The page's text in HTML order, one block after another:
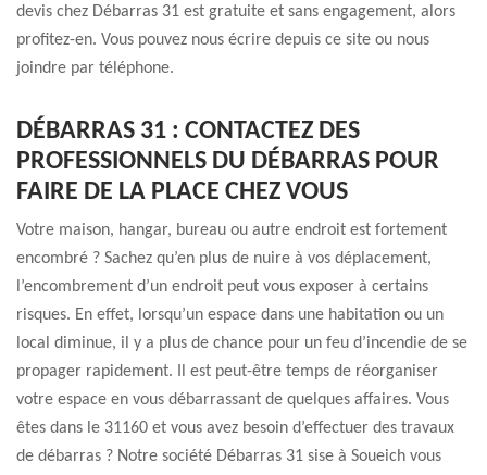
devis chez Débarras 31 est gratuite et sans engagement, alors
profitez-en. Vous pouvez nous écrire depuis ce site ou nous
joindre par téléphone.
DÉBARRAS 31 : CONTACTEZ DES
PROFESSIONNELS DU DÉBARRAS POUR
FAIRE DE LA PLACE CHEZ VOUS
Votre maison, hangar, bureau ou autre endroit est fortement
encombré ? Sachez qu’en plus de nuire à vos déplacement,
l’encombrement d’un endroit peut vous exposer à certains
risques. En effet, lorsqu’un espace dans une habitation ou un
local diminue, il y a plus de chance pour un feu d’incendie de se
propager rapidement. Il est peut-être temps de réorganiser
votre espace en vous débarrassant de quelques affaires. Vous
êtes dans le 31160 et vous avez besoin d’effectuer des travaux
de débarras ? Notre société Débarras 31 sise à Soueich vous